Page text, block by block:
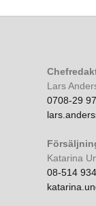
Lars
0708-29
Katarina
08-514